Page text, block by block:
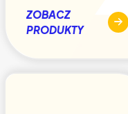
ZOBACZ
PRODUKTY